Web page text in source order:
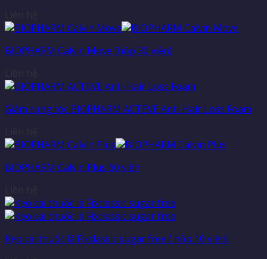
BIOPHARM Calvin Move (hộp 30 viên)
Giảm rụng tóc BIOPHARM ACTEVE Anti-Hair Loss Foam
BIOPHARM Calvin Plus 60 viên
Kẹo cai thuốc lá Fixclassic sugar free ( hộp 10 viên)